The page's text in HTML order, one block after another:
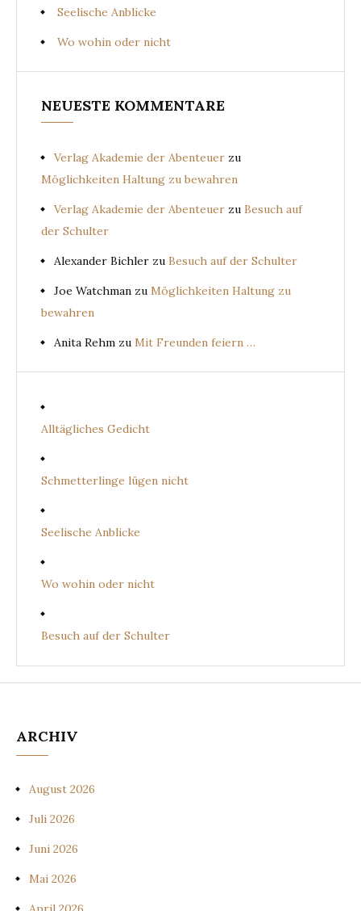
Seelische Anblicke
Wo wohin oder nicht
NEUESTE KOMMENTARE
Verlag Akademie der Abenteuer zu
Möglichkeiten Haltung zu bewahren
Verlag Akademie der Abenteuer zu Besuch auf
der Schulter
Alexander Bichler zu Besuch auf der Schulter
Joe Watchman zu Möglichkeiten Haltung zu
bewahren
Anita Rehm zu Mit Freunden feiern …
Alltägliches Gedicht
Schmetterlinge lügen nicht
Seelische Anblicke
Wo wohin oder nicht
Besuch auf der Schulter
ARCHIV
August 2026
Juli 2026
Juni 2026
Mai 2026